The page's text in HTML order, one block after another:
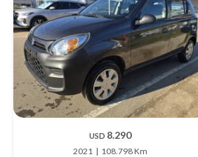
USD 8.290
2021
108.798 Km